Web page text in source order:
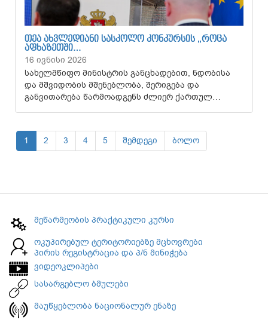
ᲗᲔᲐ ᲐᲮᲕᲚᲔᲓᲘᲐᲜᲘ ᲡᲐᲡᲙᲝᲚᲝ ᲙᲝᲜᲙᲣᲠᲡᲘᲡ „ᲠᲝᲪᲐ
ᲐᲤᲮᲐᲖᲔᲗᲨᲘ…
16 ივნისი 2026
სახელმწიფო მინისტრის განცხადებით, ნდობისა
და მშვიდობის მშენებლობა, შერიგება და
განვითარება წარმოადგენს ძლიერ ქართულ…
1 2 3 4 5 შემდეგი ბოლო
მეწარმეობის პრაქტიკული კურსი
ოკუპირებულ ტერიტორიებზე მცხოვრები
პირის რეგისტრაცია და პ/ნ მინიჭება
ვიდეოკლიპები
სასარგებლო ბმულები
მაუწყებლობა ნაციონალურ ენაზე